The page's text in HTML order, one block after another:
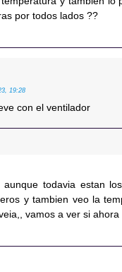
por todos lados ??
19:28
con el ventilador
todavia estan
y tambien veo la
vamos a ver si ahora